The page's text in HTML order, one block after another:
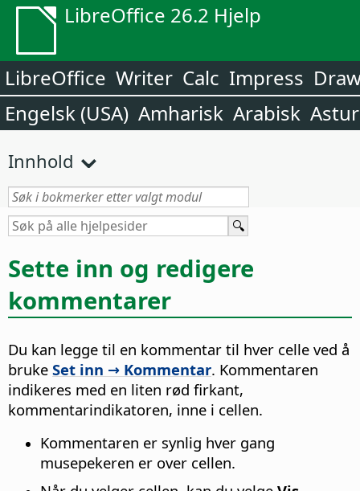
LibreOffice 26.2 Hjelp
LibreOffice Writer Calc Impress
Engelsk (USA) Amharisk Arabisk
Innhold
Sette inn og redigere
kommentarer
Du kan legge til en kommentar til hver celle ved å
bruke Set inn → Kommentar. Kommentaren
indikeres med en liten rød firkant,
kommentarindikatoren, inne i cellen.
Kommentaren er synlig hver gang
musepekeren er over cellen.